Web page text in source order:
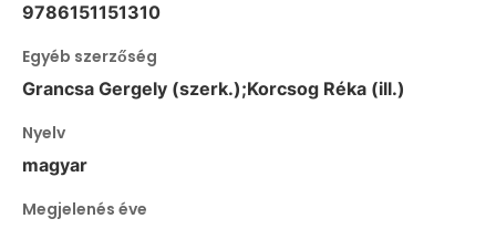
9786151151310
Egyéb szerzőség
Grancsa Gergely (szerk.);Korcsog Réka (ill.)
Nyelv
magyar
Megjelenés éve